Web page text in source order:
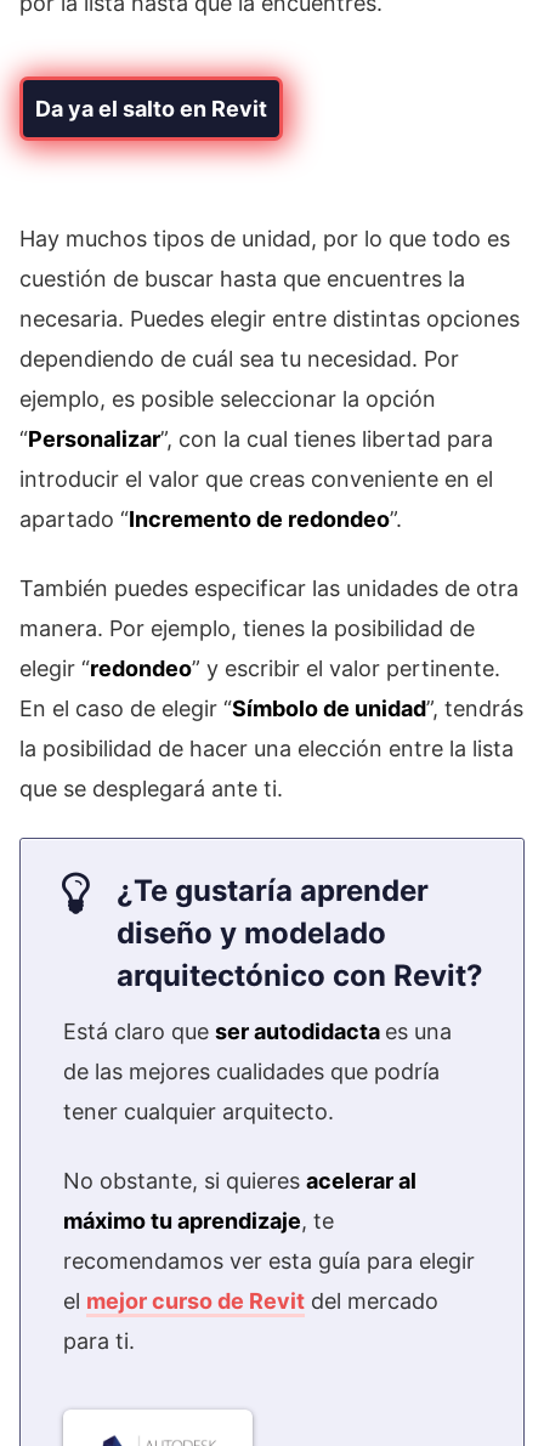
Da ya el salto en Revit
Hay muchos tipos de unidad, por lo que todo es
cuestión de buscar hasta que encuentres la
necesaria. Puedes elegir entre distintas opciones
dependiendo de cuál sea tu necesidad. Por
ejemplo, es posible seleccionar la opción
“Personalizar”, con la cual tienes libertad para
introducir el valor que creas conveniente en el
apartado “Incremento de redondeo”.
También puedes especificar las unidades de otra
manera. Por ejemplo, tienes la posibilidad de
elegir “redondeo” y escribir el valor pertinente.
En el caso de elegir “Símbolo de unidad”, tendrás
la posibilidad de hacer una elección entre la lista
que se desplegará ante ti.
¿Te gustaría aprender
diseño y modelado
arquitectónico con Revit?
Está claro que ser autodidacta es una
de las mejores cualidades que podría
tener cualquier arquitecto.
No obstante, si quieres acelerar al
máximo tu aprendizaje, te
recomendamos ver esta guía para elegir
el mejor curso de Revit del mercado
para ti.